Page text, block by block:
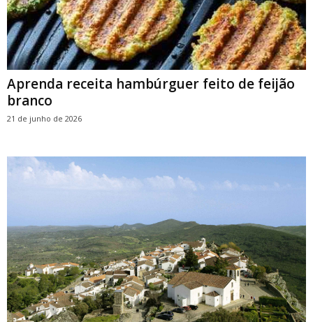
Aprenda receita hambúrguer feito de feijão
branco
21 de junho de 2026